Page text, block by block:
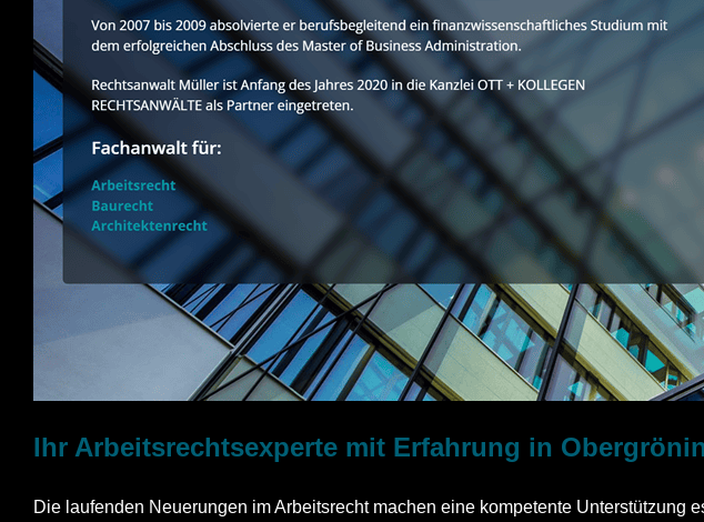
Ihr Arbeitsrechtsexperte mit Erfahrung in
Die laufenden Neuerungen im Arbeitsrecht machen eine kompetente